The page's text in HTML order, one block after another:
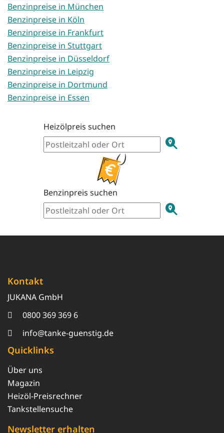
Benzinpreise in München
Benzinpreise in Köln
Benzinpreise in Frankfurt
Benzinpreise in Stuttgart
Benzinpreise in Düsseldorf
Benzinpreise in Leipzig
Benzinpreise in Dortmund
Benzinpreise in Essen
Heizölpreis suchen
Benzinpreis suchen
Kontakt
JUKANA GmbH
0800 369 369 6
info@tanke-guenstig.de
Quicklinks
Über uns
Magazin
Heizöl-Preisrechner
Tankstellensuche
Newsletter erhalten